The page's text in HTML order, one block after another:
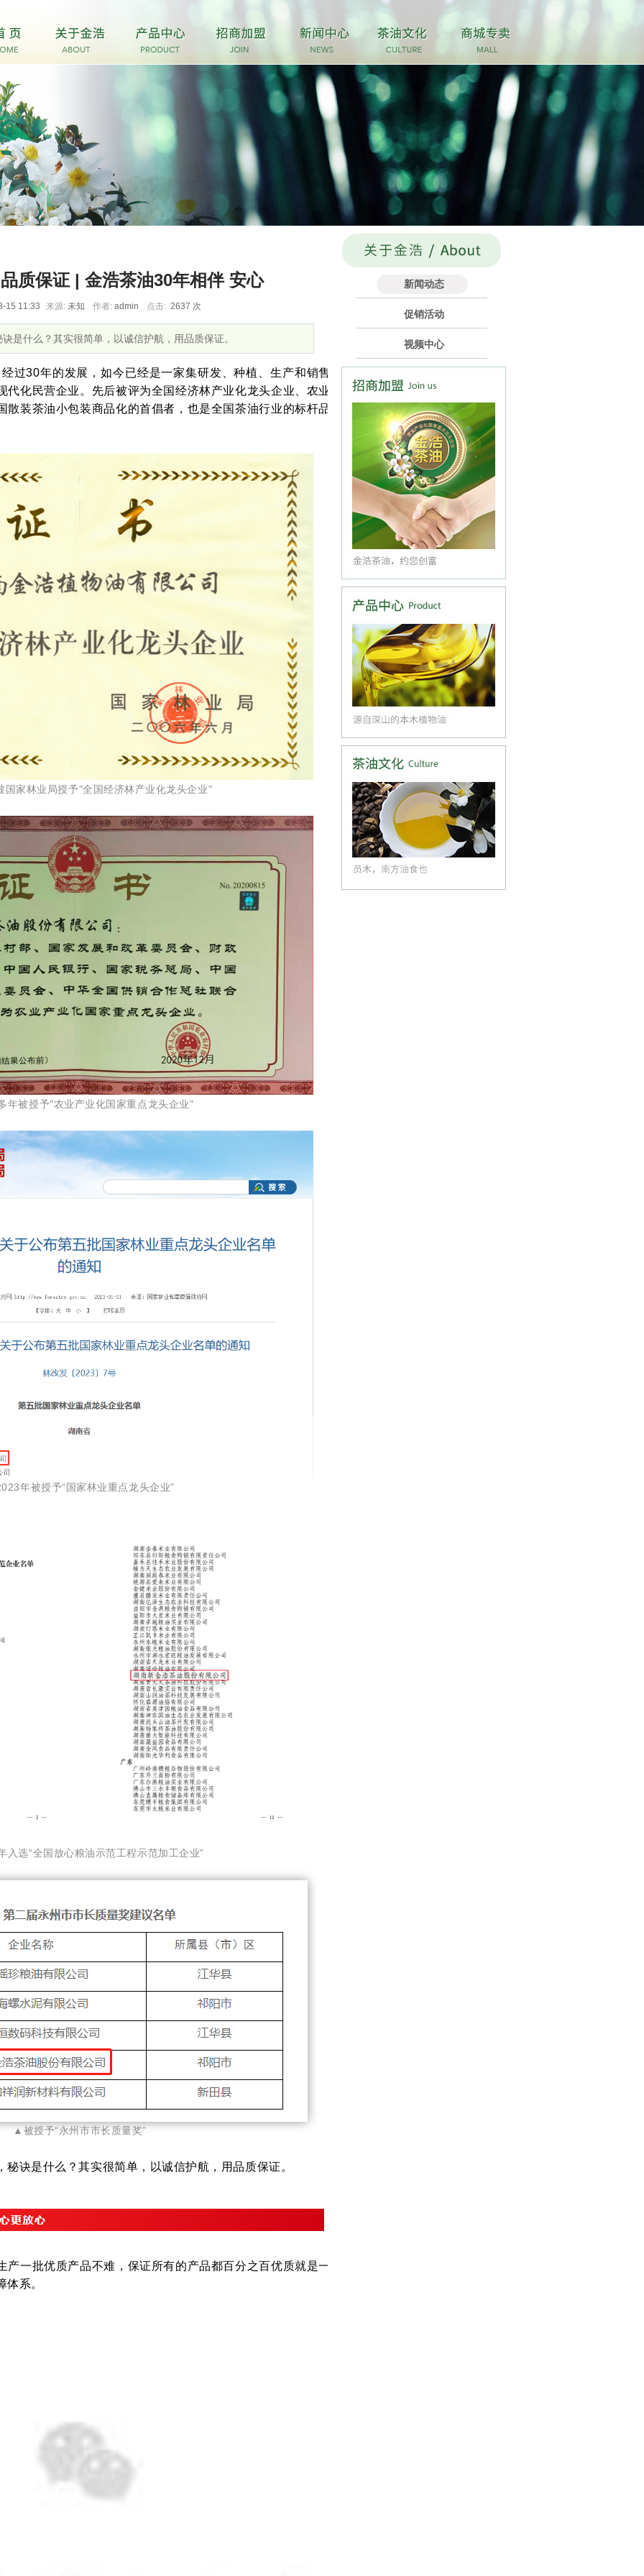
质保证 | 金浩茶油30年相伴 安心
15 11:33 来源: 未知 作者: admin 点击: 2637 次
是什么？其实很简单，以诚信护航，用品质保证。
过30年的发展，如今已经是一家集研发、种植、生产和销售
代化民营企业。先后被评为全国经济林产业化龙头企业、农业
散装茶油小包装商品化的首倡者，也是全国茶油行业的标杆品
家林业局授予“全国经济林产业化龙头企业”
年被授予“农业产业化国家重点龙头企业”
年被授予“国家林业重点龙头企业”
入选“全国放心粮油示范工程示范加工企业”
▲被授予“永州市市长质量奖”
诀是什么？其实很简单，以诚信护航，用品质保证。
产一批优质产品不难，保证所有的产品都百分之百优质就是一
系。
新闻动态
促销活动
视频中心